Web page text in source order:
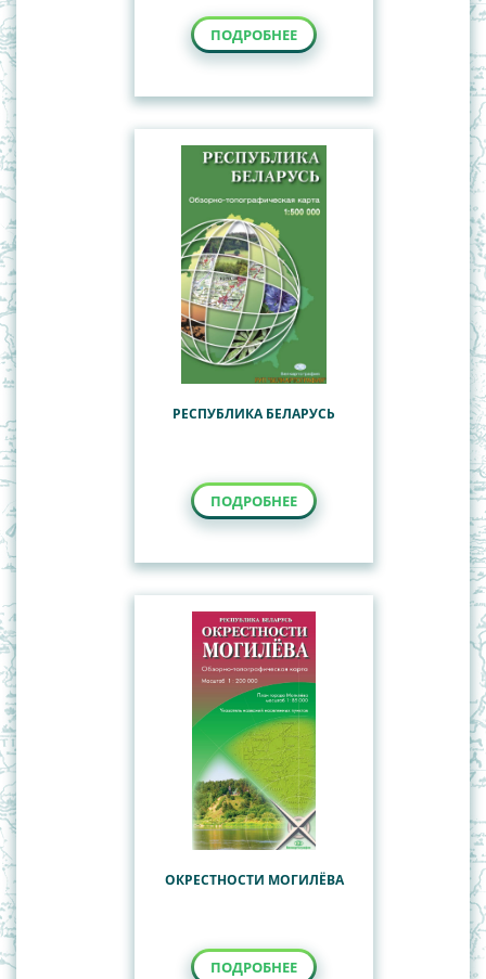
ПОДРОБНЕЕ
РЕСПУБЛИКА БЕЛАРУСЬ
ПОДРОБНЕЕ
ОКРЕСТНОСТИ МОГИЛЁВА
ПОДРОБНЕЕ